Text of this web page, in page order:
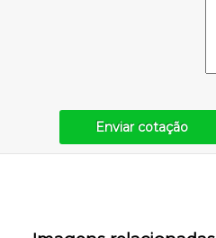
Enviar cotação